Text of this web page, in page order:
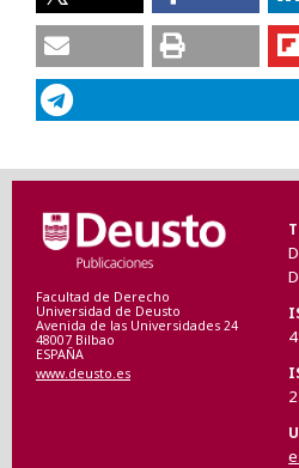
Facultad de Derecho
Universidad de Deusto
Avenida de las Universidades 24
48007 Bilbao
ESPAÑA
www.deusto.es